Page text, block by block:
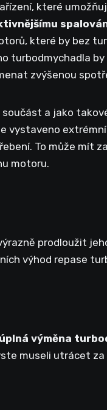
které
které by bez
turbodmychadla
zvýšenou
součást a jako
vystaveno
To může mít
motoru.
prodloužit
výhod repase
výměna
museli utrácet za